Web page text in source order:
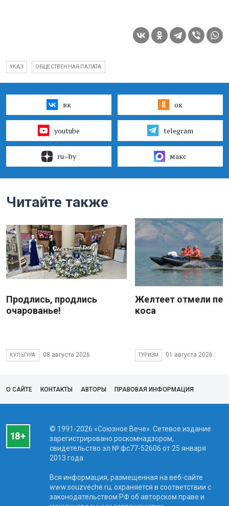
УКАЗ ОБЩЕСТВЕННАЯ ПАЛАТА
вк ок
youtube telegram
ru–by макс
Читайте также
Продлись, продлись
очарованье!
КУЛЬТУРА 08 августа 2026
Желтеет отмели
коса
ТУРИЗМ 01 августа 2026
О САЙТЕ КОНТАКТЫ АВТОРЫ ПРАВОВАЯ ИНФОРМАЦИЯ
© 1991-2026 «Союзное Вече». Сетевое издание
зарегистрировано роскомнадзором,
свидетельство эл № фc77-52606 от 25 января
2013 года.
Вся информация, размещенная на веб-сайте
www.souzveche.ru, охраняется в соответствии с
законодательством РФ об авторском праве и